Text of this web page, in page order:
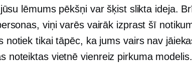
lēmums pēkšņi var šķist slikta ideja.
viņi varēs vairāk izprast šī
notiek tikai tāpēc, ka jums vairs nav
noteiktas vietnēvienreiz pirkuma